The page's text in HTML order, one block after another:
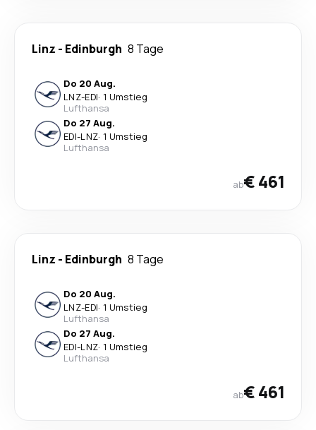
Linz - Edinburgh 8 Tage
Do 20 Aug.
LNZ-EDI· 1 Umstieg
Lufthansa
Do 27 Aug.
EDI-LNZ· 1 Umstieg
Lufthansa
ab€ 461
Linz - Edinburgh 8 Tage
Do 20 Aug.
LNZ-EDI· 1 Umstieg
Lufthansa
Do 27 Aug.
EDI-LNZ· 1 Umstieg
Lufthansa
ab€ 461